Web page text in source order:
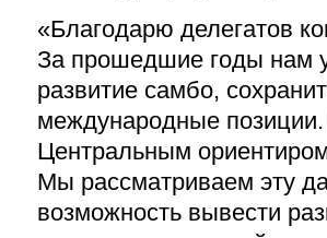
«Благодарю делегатов
За прошедшие годы нам
развитие самбо,
международные
Центральным
Мы рассматриваем эту
возможность вывести